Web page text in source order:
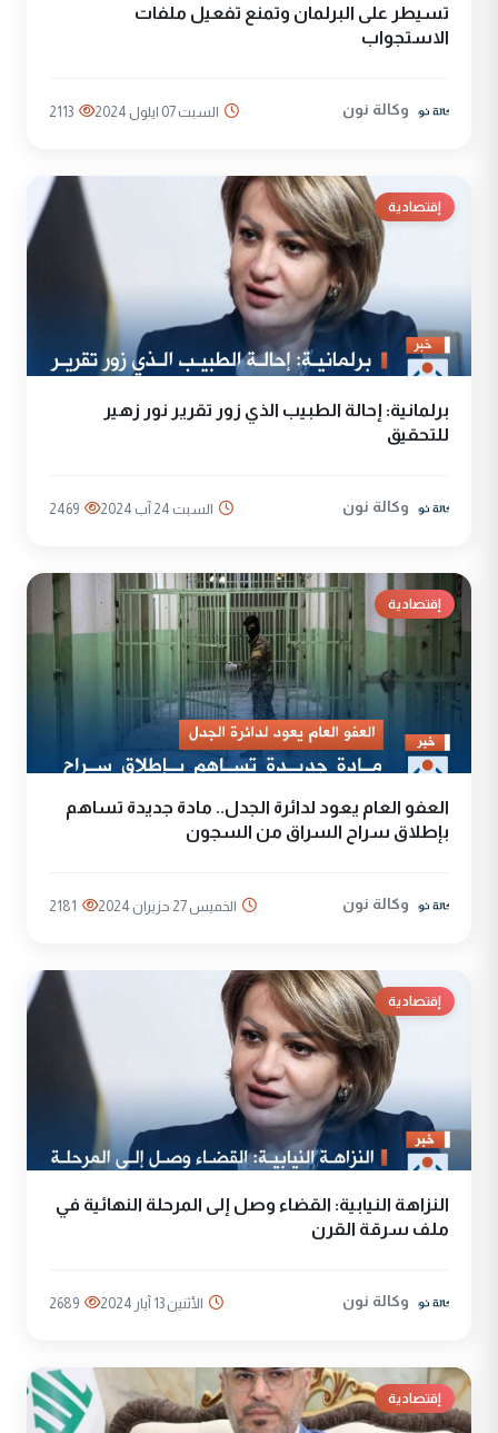
تسيطر على البرلمان وتمنع تفعيل ملفات
الاستجواب
وكالة نون السبت 07 ايلول 2024 2113
إقتصادية
برلمانية: إحالة الطبيب الذي زور تقرير نور زهير
للتحقيق
وكالة نون السبت 24 آب 2024 2469
إقتصادية
العفو العام يعود لدائرة الجدل.. مادة جديدة تساهم
بإطلاق سراح السراق من السجون
وكالة نون الخميس 27 حزيران 2024 2181
إقتصادية
النزاهة النيابية: القضاء وصل إلى المرحلة النهائية في
ملف سرقة القرن
وكالة نون الأثنين 13 آيار 2024 2689
إقتصادية